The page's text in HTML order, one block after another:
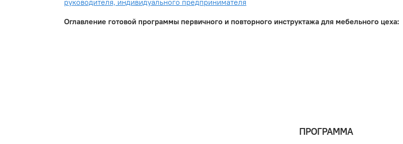
руководителя, индивидуального предпринимателя
Оглавление готовой программы первичного и повторного инструктажа для мебельного цеха:
ПРОГРАММА